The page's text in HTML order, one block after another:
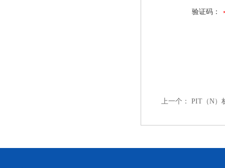
验证码：
上一个： PIT（N）